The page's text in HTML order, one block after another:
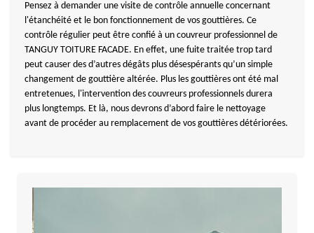
Pensez à demander une visite de contrôle annuelle concernant
l'étanchéité et le bon fonctionnement de vos gouttières. Ce
contrôle régulier peut être confié à un couvreur professionnel de
TANGUY TOITURE FACADE. En effet, une fuite traitée trop tard
peut causer des d’autres dégâts plus désespérants qu’un simple
changement de gouttière altérée. Plus les gouttières ont été mal
entretenues, l'intervention des couvreurs professionnels durera
plus longtemps. Et là, nous devrons d’abord faire le nettoyage
avant de procéder au remplacement de vos gouttières détériorées.